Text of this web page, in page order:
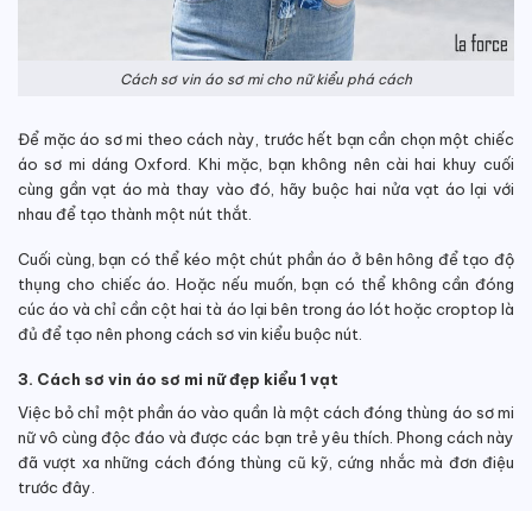
Cách sơ vin áo sơ mi cho nữ kiểu phá cách
Để mặc áo sơ mi theo cách này, trước hết bạn cần chọn một chiếc
áo sơ mi dáng Oxford. Khi mặc, bạn không nên cài hai khuy cuối
cùng gần vạt áo mà thay vào đó, hãy buộc hai nửa vạt áo lại với
nhau để tạo thành một nút thắt.
Cuối cùng, bạn có thể kéo một chút phần áo ở bên hông để tạo độ
thụng cho chiếc áo. Hoặc nếu muốn, bạn có thể không cần đóng
cúc áo và chỉ cần cột hai tà áo lại bên trong áo lót hoặc croptop là
đủ để tạo nên phong cách sơ vin kiểu buộc nút.
3. Cách sơ vin áo sơ mi nữ đẹp kiểu 1 vạt
Việc bỏ chỉ một phần áo vào quần là một cách đóng thùng áo sơ mi
nữ vô cùng độc đáo và được các bạn trẻ yêu thích. Phong cách này
đã vượt xa những cách đóng thùng cũ kỹ, cứng nhắc mà đơn điệu
trước đây.